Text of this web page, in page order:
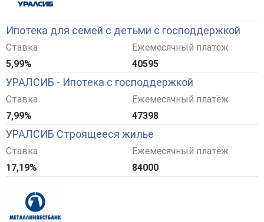
Ипотека для семей с детьми с господдержкой
Ставка
5,99%
Ежемесячный платёж
40595
УРАЛСИБ - Ипотека с господдержкой
Ставка
7,99%
Ежемесячный платёж
47398
УРАЛСИБ Строящееся жилье
Ставка
17,19%
Ежемесячный платёж
84000